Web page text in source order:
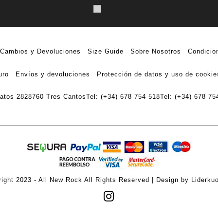
Cambios y Devoluciones Size Guide Sobre Nosotros
Envíos y devoluciones Protección de datos y uso de
2828760 Tres CantosTel: (+34) 678 754 518Tel: (+34) 678
2023 - All New Rock All Rights Reserved | Design by